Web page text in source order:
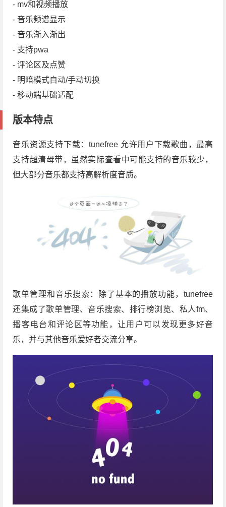
- mv和视频播放
- 音乐频谱显示
- 音乐渐入渐出
- 支持pwa
- 评论区及点赞
- 明暗模式自动/手动切换
- 移动端基础适配
版本特点
音乐资源支持下载：tunefree 允许用户下载歌曲，最高
支持超清母带，虽然实际查看中可能支持的音乐较少，
但大部分音乐都支持高解析度音质。
歌单管理和音乐搜索：除了基本的播放功能，tunefree
还集成了歌单管理、音乐搜索、排行榜浏览、私人fm、
播客电台和评论区等功能，让用户可以发现更多好音
乐，并与其他音乐爱好者交流分享。